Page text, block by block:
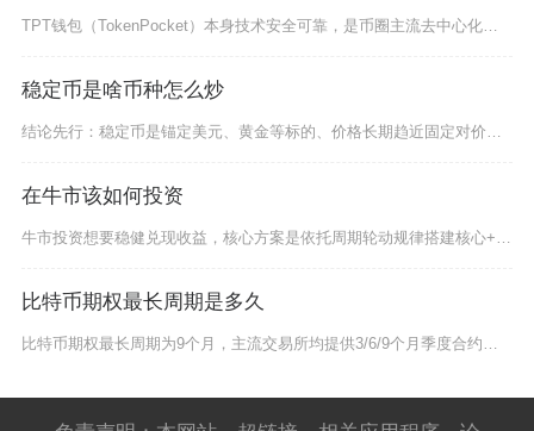
TPT钱包（TokenPocket）本身技术安全可靠，是币圈主流去中心化钱包，但资产风险主
稳定币是啥币种怎么炒
结论先行：稳定币是锚定美元、黄金等标的、价格长期趋近固定对价的加密币种，常规场景无法靠币价
在牛市该如何投资
牛市投资想要稳健兑现收益，核心方案是依托周期轮动规律搭建核心+卫星资产组合，分批择时入场、
比特币期权最长周期是多久
比特币期权最长周期为9个月，主流交易所均提供3/6/9个月季度合约，美国现货ETF期权最长